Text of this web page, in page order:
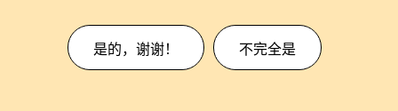
是的，谢谢！ 不完全是